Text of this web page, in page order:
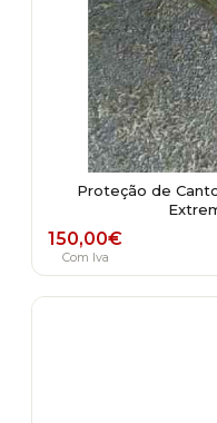
Proteção de
150,00€
Com Iva